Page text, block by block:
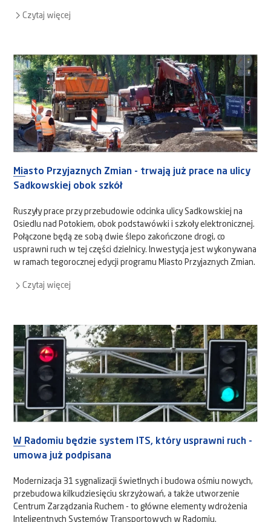
Czytaj więcej
Miasto Przyjaznych Zmian - trwają już prace na ulicy
Sadkowskiej obok szkół
Ruszyły prace przy przebudowie odcinka ulicy Sadkowskiej na
Osiedlu nad Potokiem, obok podstawówki i szkoły elektronicznej.
Połączone będą ze sobą dwie ślepo zakończone drogi, co
usprawni ruch w tej części dzielnicy. Inwestycja jest wykonywana
w ramach tegorocznej edycji programu Miasto Przyjaznych Zmian.
Czytaj więcej
W Radomiu będzie system ITS, który usprawni ruch -
umowa już podpisana
Modernizacja 31 sygnalizacji świetlnych i budowa ośmiu nowych,
przebudowa kilkudziesięciu skrzyżowań, a także utworzenie
Centrum Zarządzania Ruchem - to główne elementy wdrożenia
Inteligentnych Systemów Transportowych w Radomiu.